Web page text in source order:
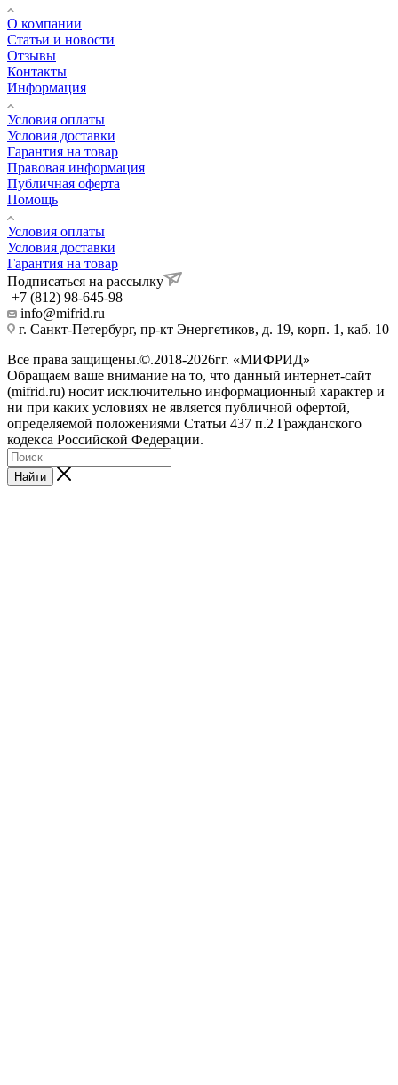
О компании
Статьи и новости
Отзывы
Контакты
Информация
Условия оплаты
Условия доставки
Гарантия на товар
Правовая информация
Публичная оферта
Помощь
Условия оплаты
Условия доставки
Гарантия на товар
Подписаться на рассылку
+7 (812) 98-645-98
info@mifrid.ru
г. Санкт-Петербург, пр-кт Энергетиков, д. 19, корп. 1, каб. 10
Все права защищены.©.2018-2026гг. «МИФРИД»
Обращаем ваше внимание на то, что данный интернет-сайт
(mifrid.ru) носит исключительно информационный характер и
ни при каких условиях не является публичной офертой,
определяемой положениями Статьи 437 п.2 Гражданского
кодекса Российской Федерации.
Найти